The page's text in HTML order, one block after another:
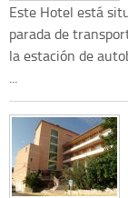
Este Hotel está
parada de
la estación de
...